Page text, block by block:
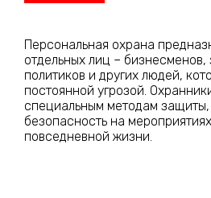
Персональная охрана
отдельных лиц – бизнесменов,
политиков и других людей,
постоянной угрозой.
специальным методам
безопасность на
повседневной жизни.